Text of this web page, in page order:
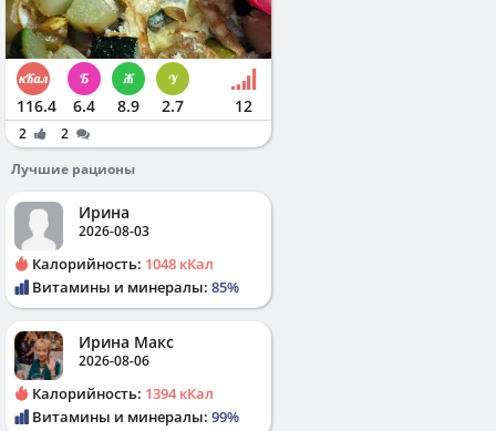
116.4 6.4 8.9 2.7 12
2
2
Лучшие рационы
Ирина
2026-08-03
Калорийность: 1048 кКал
Витамины и минералы: 85%
Ирина Макс
2026-08-06
Калорийность: 1394 кКал
Витамины и минералы: 99%